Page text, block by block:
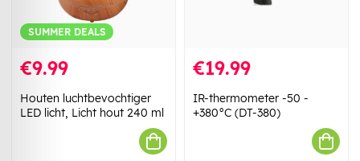
SUMMER DEALS
€9.99
Houten luchtbevochtiger
LED licht, Licht hout 240 ml
€19.99
IR-thermometer -50 -
+380°C (DT-380)